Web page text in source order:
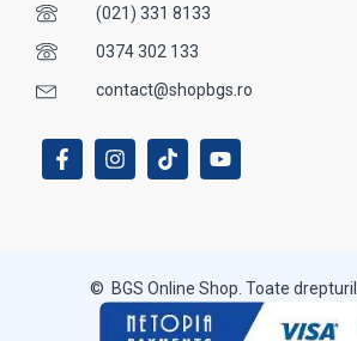
(021) 331 8133
0374 302 133
contact@shopbgs.ro
© BGS Online Shop. Toate